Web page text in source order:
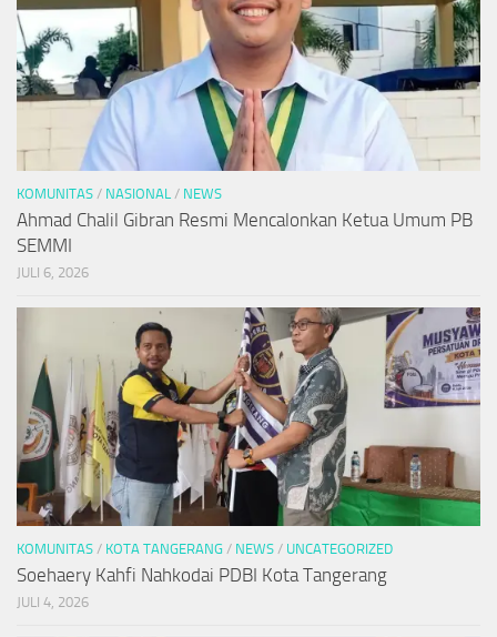
KOMUNITAS / NASIONAL / NEWS
Ahmad Chalil Gibran Resmi Mencalonkan Ketua Umum PB
SEMMI
JULI 6, 2026
KOMUNITAS / KOTA TANGERANG / NEWS / UNCATEGORIZED
Soehaery Kahfi Nahkodai PDBI Kota Tangerang
JULI 4, 2026